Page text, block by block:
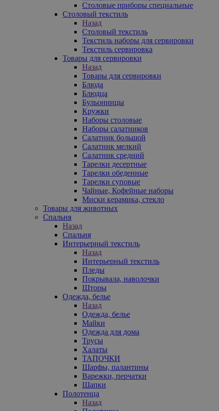
Столовые приборы специальные
Столовый текстиль
Назад
Столовый текстиль
Текстиль наборы для сервировки
Текстиль сервировка
Товары для сервировки
Назад
Товары для сервировки
Блюда
Блюдца
Бульонницы
Кружки
Наборы столовые
Наборы салатников
Салатник большой
Салатник мелкий
Салатник средний
Тарелки десертные
Тарелки обеденные
Тарелки суповые
Чайные, Кофейные наборы
Миски керамика, стекло
Товары для животных
Спальня
Назад
Спальня
Интерьерный текстиль
Назад
Интерьерный текстиль
Пледы
Покрывала, наволочки
Шторы
Одежда, белье
Назад
Одежда, белье
Майки
Одежда для дома
Трусы
Халаты
ТАПОЧКИ
Шарфы, палантины
Варежки, перчатки
Шапки
Полотенца
Назад